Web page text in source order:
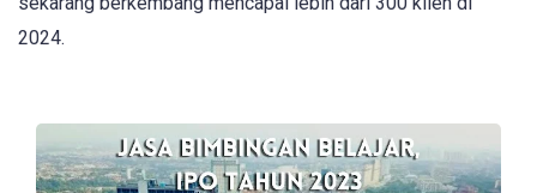
2024.